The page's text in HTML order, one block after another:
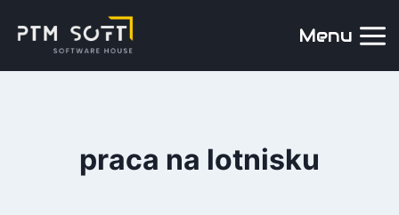
Menu
praca na lotnisku